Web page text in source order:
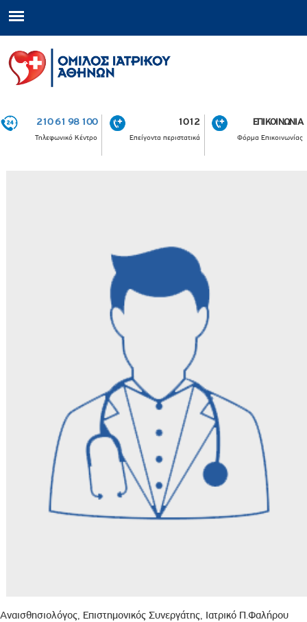
210 61 98 100
Τηλεφωνικό Κέντρο
1012
Επείγοντα περιστατικά
ΕΠΙΚΟΙΝΩΝΙΑ
Φόρμα Επικοινωνίας
Αναισθησιολόγος, Επιστημονικός Συνεργάτης, Ιατρικό Π.Φαλήρου